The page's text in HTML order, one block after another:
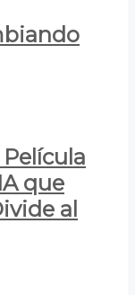
que
al